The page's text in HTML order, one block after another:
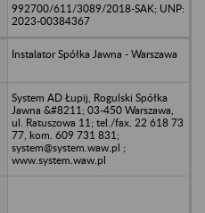
992700/611/3089/2018-SAK; UNP:
2023-00384367
Instalator Spółka Jawna - Warszawa
System AD Łupij, Rogulski Spółka
Jawna &#8211; 03-450 Warszawa,
ul. Ratuszowa 11; tel./fax. 22 618 73
77, kom. 609 731 831;
system@system.waw.pl ;
www.system.waw.pl